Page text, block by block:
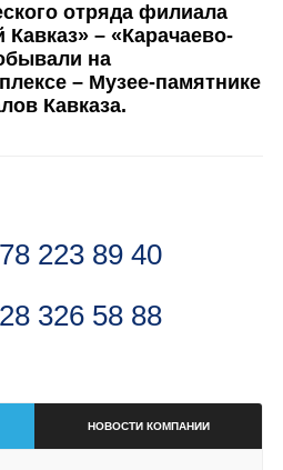
отряда филиала
– «Карачаево-
на
– Музее-памятнике
Кавказа.
223 89 40
326 58 88
НОВОСТИ КОМПАНИИ